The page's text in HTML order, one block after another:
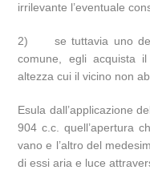
irrilevante l’eventuale
2) se tuttavia uno dei
comune, egli acquista
altezza cui il vicino non
Esula dall’applicazione
904 c.c. quell’apertura
vano e l’altro del
di essi aria e luce